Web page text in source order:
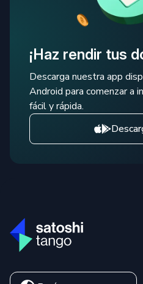
¡Haz rendir tus
Descarga nuestra app
Android para comenzar a
fácil y rápida.